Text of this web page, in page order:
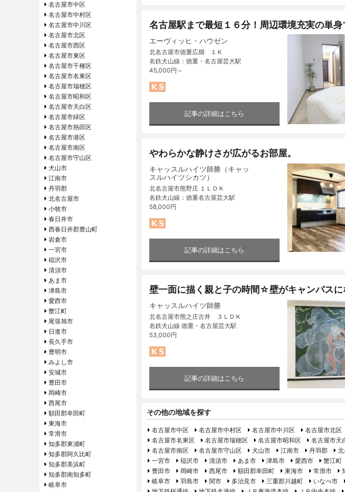
名古屋駅まで最短１６分！周辺環境充実の単身
エーヴィッヒ・ハウゼン
北名古屋市徳重広畑 １Ｋ
名鉄犬山線：徳重・名古屋芸大駅
45,000円～
記事の詳細はこちら
やわらかな静けさが広がるお部屋。
キャッスルハイツ師勝（キャッ
スルハイツシカツ）
北名古屋市熊野庄 １ＬＤＫ
名鉄犬山線：徳重名古屋芸大駅
58,000円
記事の詳細はこちら
壁一面に描く親と子の時間☆壁がキャンパスに
キャッスルハイツ師勝
北名古屋市熊之庄古井 ３ＬＤＫ
名鉄犬山線 徳重・名古屋芸大駅
53,000円
記事の詳細はこちら
その他の地域を探す
名古屋市中区 名古屋市中村区 名古屋市中川区 名古屋市北区
名古屋市名東区
名古屋市瑞穂区 名古屋市昭和区 名古屋市天
名古屋市南区
名古屋市守山区 犬山市 江南市 丹羽郡
一宮市
稲沢市 清須市 あま市 津島市 愛西市 蟹江町
豊田市
岡崎市 西尾市 額田郡幸田町 東海市 常滑市
岐阜市
羽島市 関市 多治見市 三重郡川越町 いなべ市
名古屋市中区
名古屋市中村区
名古屋市中川区
名古屋市北区
名古屋市西区
名古屋市東区
名古屋市千種区
名古屋市名東区
名古屋市瑞穂区
名古屋市昭和区
名古屋市天白区
名古屋市緑区
名古屋市熱田区
名古屋市港区
名古屋市南区
名古屋市守山区
犬山市
江南市
丹羽郡
北名古屋市
小牧市
春日井市
西春日井郡豊山町
岩倉市
一宮市
稲沢市
清須市
あま市
津島市
愛西市
蟹江町
尾張旭市
日進市
長久手市
豊明市
みよし市
安城市
豊田市
岡崎市
西尾市
額田郡幸田町
東海市
常滑市
知多郡東浦町
知多郡阿久比町
知多郡美浜町
知多郡南知多町
岐阜市